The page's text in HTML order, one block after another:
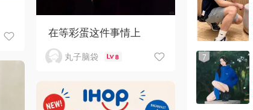
在等彩蛋这件事情上
丸子脑袋 8